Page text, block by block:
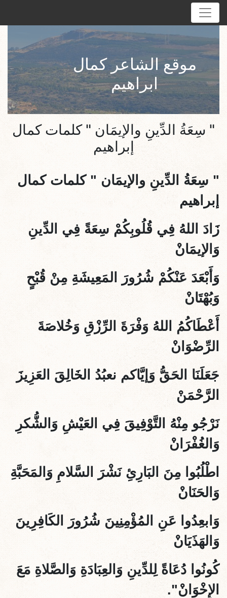
موقع الشاعر كمال
ابراهيم
" سِعَةُ الدِّينِ والإيمَان " كلمات كمال
إبراهيم
" سِعَةُ الدِّينِ والإيمَان " كلمات كمال
إبراهيم
زَادَ اللهُ فِي قُلُوبِكُمْ سِعَةً فِي الدِّينِ
وَالإيمَانْ
وَأَبْعَدَ عَنْكُمْ شُرُورَ المَعِيشَةِ مِنْ قُبْحٍ
وَبُهْتَانْ
أَعْطَاكُمُ اللهُ وَفْرَةَ الرِّزْقِ وَخُلاصَةَ
الرِّضْوَانْ
جَعَلَنَا الحَقُّ وَإيَّاكم نعبُدُ الخَالِقَ العَزِيزَ
الرَّحْمَنْ
نَرْجُو مِنْهُ التَّوْفِيقَ فِي العَيْشِ وَالشُّكرِ
وَالغُفْرَانْ
اطْلُبُوا مِنَ البَارِئِ نَشْرَ السَّلامِ وَالمَحَبَّةِ
وَالحَنَانْ
وَابعِدُوا عَنِ المُؤْمِنِينَ شُرُورَ الكَافِرِينَ
وَالهَذَيَانْ
كُونُوا دُعَاةً لِلدِّينِ وَالعِبَادَةِ وَالصَّلاةِ مَعَ
الإِخْوَانْ".